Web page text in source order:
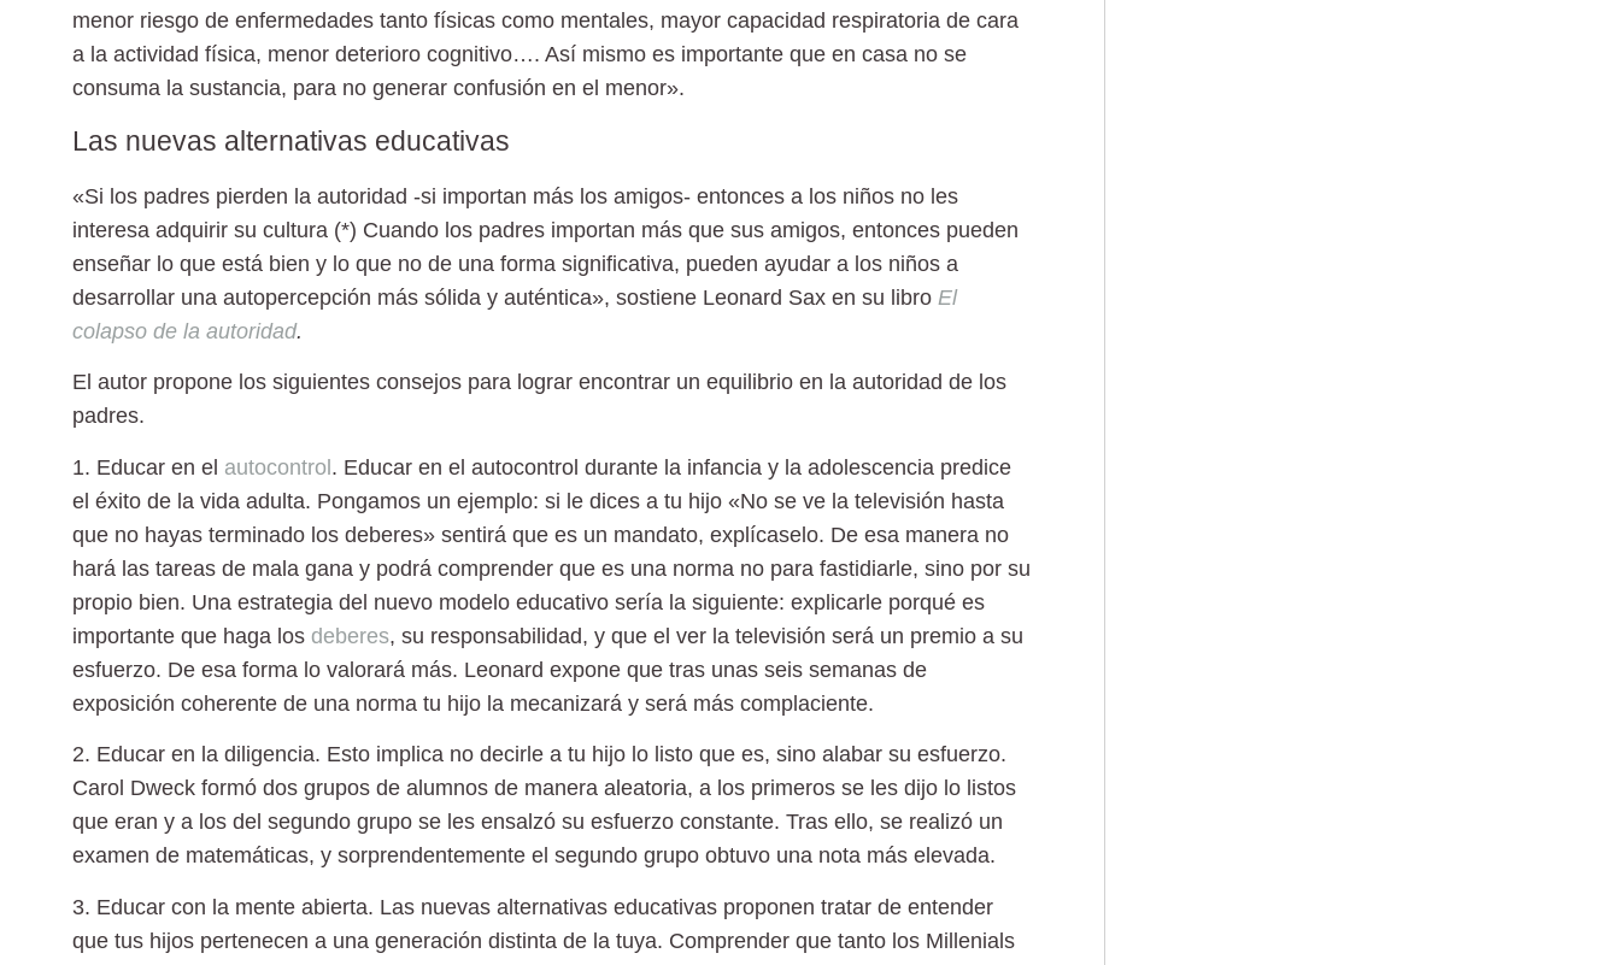
menor riesgo de enfermedades tanto físicas como mentales, mayor capacidad respiratoria de cara
a la actividad física, menor deterioro cognitivo…. Así mismo es importante que en casa no se
consuma la sustancia, para no generar confusión en el menor».
Las nuevas alternativas educativas
«Si los padres pierden la autoridad -si importan más los amigos- entonces a los niños no les
interesa adquirir su cultura (*) Cuando los padres importan más que sus amigos, entonces pueden
enseñar lo que está bien y lo que no de una forma significativa, pueden ayudar a los niños a
desarrollar una autopercepción más sólida y auténtica», sostiene Leonard Sax en su libro El
colapso de la autoridad.
El autor propone los siguientes consejos para lograr encontrar un equilibrio en la autoridad de los
padres.
1. Educar en el autocontrol. Educar en el autocontrol durante la infancia y la adolescencia predice
el éxito de la vida adulta. Pongamos un ejemplo: si le dices a tu hijo «No se ve la televisión hasta
que no hayas terminado los deberes» sentirá que es un mandato, explícaselo. De esa manera no
hará las tareas de mala gana y podrá comprender que es una norma no para fastidiarle, sino por su
propio bien. Una estrategia del nuevo modelo educativo sería la siguiente: explicarle porqué es
importante que haga los deberes, su responsabilidad, y que el ver la televisión será un premio a su
esfuerzo. De esa forma lo valorará más. Leonard expone que tras unas seis semanas de
exposición coherente de una norma tu hijo la mecanizará y será más complaciente.
2. Educar en la diligencia. Esto implica no decirle a tu hijo lo listo que es, sino alabar su esfuerzo.
Carol Dweck formó dos grupos de alumnos de manera aleatoria, a los primeros se les dijo lo listos
que eran y a los del segundo grupo se les ensalzó su esfuerzo constante. Tras ello, se realizó un
examen de matemáticas, y sorprendentemente el segundo grupo obtuvo una nota más elevada.
3. Educar con la mente abierta. Las nuevas alternativas educativas proponen tratar de entender
que tus hijos pertenecen a una generación distinta de la tuya. Comprender que tanto los Millenials